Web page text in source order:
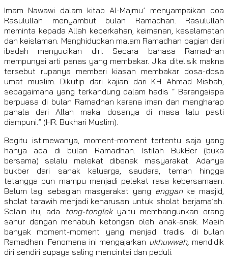
Imam Nawawi dalam kitab Al-Majmu’ menyampaikan doa
Rasulullah menyambut bulan Ramadhan. Rasulullah
meminta kepada Allah keberkahan, keimanan, keselamatan
dan keislaman. Menghidupkan malam Ramadhan bagian dari
ibadah menyucikan diri. Secara bahasa Ramadhan
mempunyai arti panas yang membakar. Jika ditelisik makna
tersebut rupanya memberi kiasan membakar dosa-dosa
umat muslim. Dikutip dari kajian dari KH Ahmad Misbah,
sebagaimana yang terkandung dalam hadis “ Barangsiapa
berpuasa di bulan Ramadhan karena iman dan mengharap
pahala dari Allah maka dosanya di masa lalu pasti
diampuni.” (HR. Bukhari Muslim).
Begitu istimewanya, moment-moment tertentu saja yang
hanya ada di bulan Ramadhan. Istilah BukBer (buka
bersama) selalu melekat dibenak masyarakat. Adanya
bukber dari sanak keluarga, saudara, teman hingga
tetangga pun mampu menjadi pelekat rasa kebersamaan.
Belum lagi sebagian masyarakat yang engganke masjid,
sholat tarawih menjadi keharusan untuk sholat berjama’ah.
Selain itu, ada
tong-tonglekyaitu membangunkan orang
sahur dengan menabuh ketongan oleh anak-anak. Masih
banyak moment-moment yang menjadi tradisi di bulan
Ramadhan. Fenomena ini mengajarkan ukhuwwah, mendidik
diri sendiri supaya saling mencintai dan peduli.